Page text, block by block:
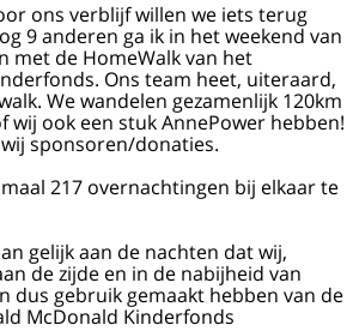
ons verblijf willen we iets terug
9 anderen ga ik in het weekend van
met de HomeWalk van het
Ons team heet, uiteraard,
We wandelen gezamenlijk 120km
wij ook een stuk AnnePower hebben!
sponsoren/donaties.
217 overnachtingen bij elkaar te
gelijk aan de nachten dat wij,
de zijde en in de nabijheid van
dus gebruik gemaakt hebben van de
McDonald Kinderfonds